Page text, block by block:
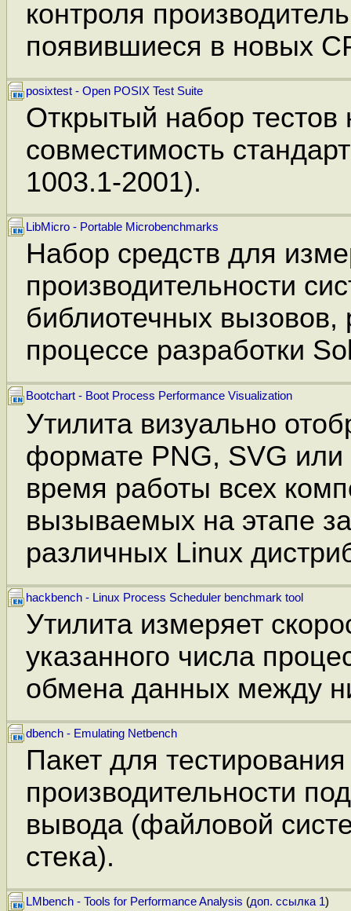
контроля
появившиеся в новых
posixtest - Open POSIX Test Suite
Открытый набор тестов
совместимость
1003.1-2001).
LibMicro - Portable Microbenchmarks
Набор средств для
производительности
библиотечных
процессе разработки
Bootchart - Boot Process Performance Visualization
Утилита визуально
формате PNG, SVG или
время работы всех
вызываемых на этапе
различных Linux
hackbench - Linux Process Scheduler benchmark tool
Утилита измеряет
указанного числа
обмена данных между
dbench - Emulating Netbench
Пакет для тестирования
производительности
вывода (файловой
стека).
LMbench - Tools for Performance Analysis (доп. ссылка 1)